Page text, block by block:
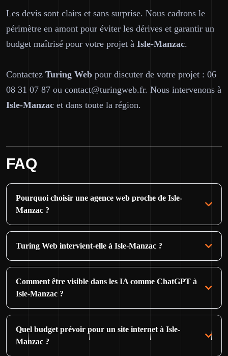
Les devis sont clairs et sans surprise. Nous cadrons le
périmètre en amont pour éviter les dérives et garantir un
budget maîtrisé pour votre projet à Isle-Manzac.
Contactez Turing Web pour discuter de votre projet : 06
08 31 07 87 ou contact@turingweb.fr. Nous intervenons à
Isle-Manzac et dans toute la région.
FAQ
Pourquoi choisir une agence web proche de Isle-
Manzac ?
Turing Web intervient-elle à Isle-Manzac ?
Comment être visible dans les IA comme ChatGPT à
Isle-Manzac ?
Quel budget prévoir pour un site internet à Isle-
Manzac ?